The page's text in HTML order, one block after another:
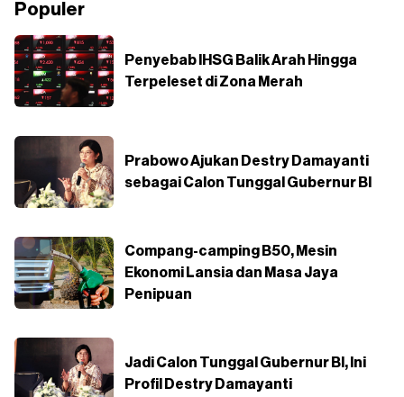
Populer
Penyebab IHSG Balik Arah Hingga
Terpeleset di Zona Merah
Prabowo Ajukan Destry Damayanti
sebagai Calon Tunggal Gubernur BI
Compang-camping B50, Mesin
Ekonomi Lansia dan Masa Jaya
Penipuan
Jadi Calon Tunggal Gubernur BI, Ini
Profil Destry Damayanti